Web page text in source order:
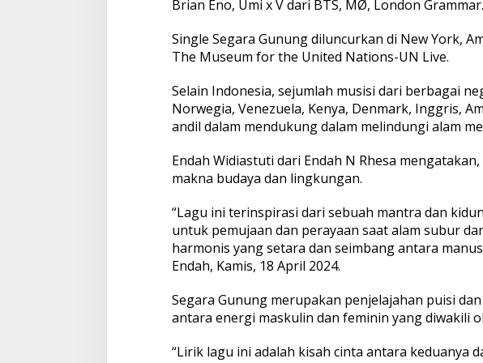
k
e
n
m
a
t
u
s
i
d
i
N
e
w
o
r
Brian Eno, Umi x V dari BTS, MØ, London Grammar.
Single Segara Gunung diluncurkan di New York,
The Museum for the United Nations-UN Live.
Selain Indonesia, sejumlah musisi dari berbagai
Norwegia, Venezuela, Kenya, Denmark, Inggris,
andil dalam mendukung dalam melindungi alam
Endah Widiastuti dari Endah N Rhesa
makna budaya dan lingkungan.
“Lagu ini terinspirasi dari sebuah mantra dan
untuk pemujaan dan perayaan saat alam subur
harmonis yang setara dan seimbang antara
Endah, Kamis, 18 April 2024.
Segara Gunung merupakan penjelajahan puisi
antara energi maskulin dan feminin yang diwakili
“Lirik lagu ini adalah kisah cinta antara keduanya